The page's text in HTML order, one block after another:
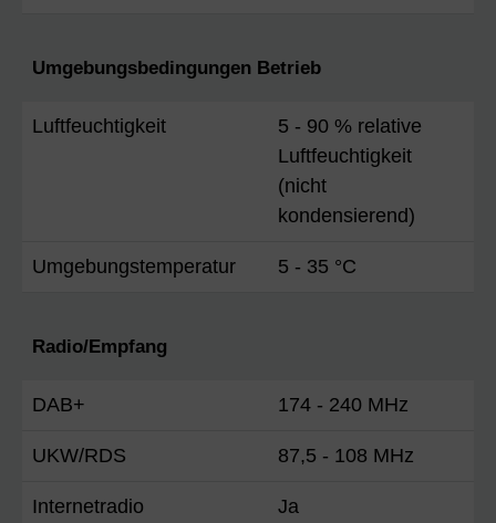
Umgebungsbedingungen Betrieb
Luftfeuchtigkeit
5 - 90 % relative
Luftfeuchtigkeit
(nicht
kondensierend)
Umgebungstemperatur 5 - 35 °C
Radio/Empfang
DAB+ 174 - 240 MHz
UKW/RDS 87,5 - 108 MHz
Internetradio Ja